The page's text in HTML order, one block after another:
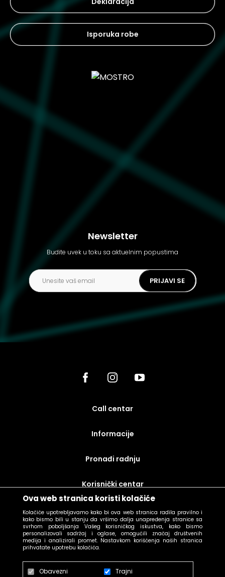
Ova web stranica koristi kolačiće
Kolačiće upotrebljavamo kako bi ova web stranica radila pravilno i
kako bismo bili u stanju da vršimo dalja unapređenja stranice sa
svrhom poboljšanja Vašeg korisničkog iskustva, kako bismo
personalizovali sadržaj i oglase, omogućili značaj društvenih
medija i analizirali promet. Nastavkom korišćenja naših stranica
prihvatate upotrebu kolačića.
Obavezni Trajni
Isporuka robe
Newsletter
Budite uvek u toku sa aktuelnim popustima
PRIJAVI SE
call centar
Informacije
Pronađi radnju
korisnički centar
uslovi prodaje